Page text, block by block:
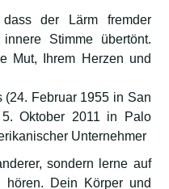
der Lärm fremder
Stimme übertönt.
Mut, Ihrem Herzen und
(24. Februar 1955 in San
Oktober 2011 in Palo
Unternehmer
sondern lerne auf
Dein Körper und